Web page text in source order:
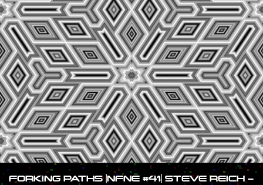
FORKING PATHS |NFNE #41| STEVE REICH –